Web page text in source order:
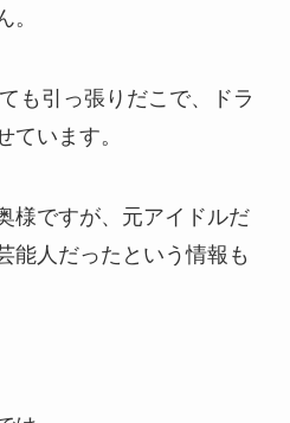
。
も引っ張りだこで、ドラ
ています。
様ですが、元アイドルだ
能人だったという情報も